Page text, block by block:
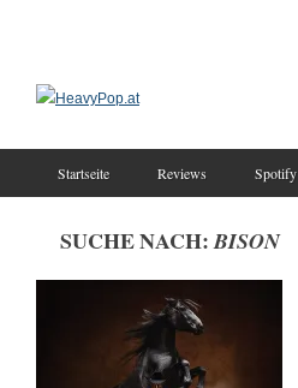
Startseite Reviews Spotify
SUCHE NACH:BISON